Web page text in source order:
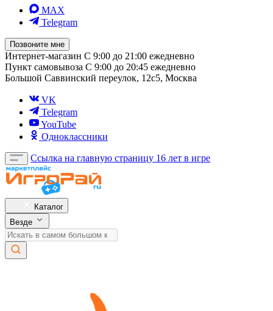
MAX
Telegram
Позвоните мне
Интернет-магазин С 9:00 до 21:00 ежедневно
Пункт самовывоза С 9:00 до 20:45 ежедневно
Большой Саввинский переулок, 12с5, Москва
VK
Telegram
YouTube
Одноклассники
Ссылка на главную страницу 16 лет в игре
Каталог
Везде